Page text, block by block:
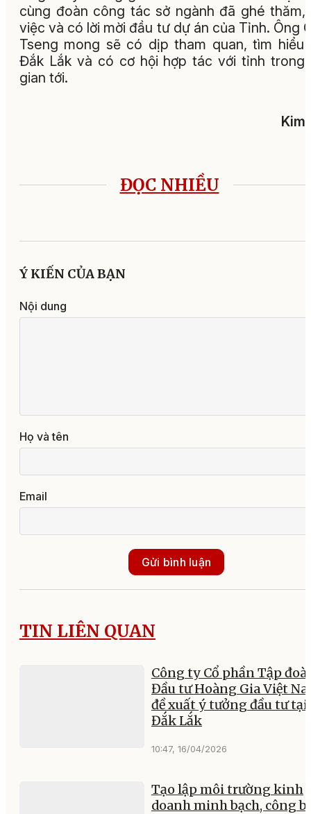
cùng đoàn công tác sở ngành đã ghé thăm,
việc và có lời mời đầu tư dự án của Tỉnh. Ông
Tseng mong sẽ có dịp tham quan, tìm hiểu
Đắk Lắk và có cơ hội hợp tác với tỉnh trong
gian tới.
Kim
ĐỌC NHIỀU
Ý KIẾN CỦA BẠN
Nội dung
Họ và tên
Email
Gửi bình luận
TIN LIÊN QUAN
Công ty Cổ phần Tập
Đầu tư Hoàng Gia Việt
đề xuất ý tưởng đầu tư tại
Đắk Lắk
10:47, 16/04/2026
Tạo lập môi trường kinh
doanh minh bạch, công